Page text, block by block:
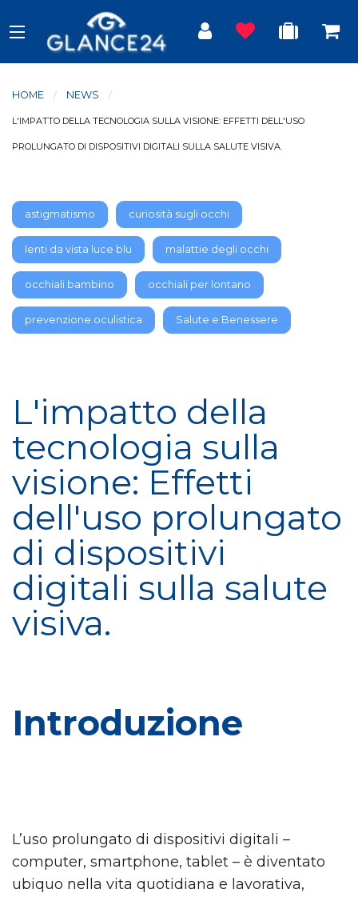
HOME NEWS
CURRENT:
L'IMPATTO DELLA TECNOLOGIA SULLA VISIONE: EFFETTI DELL'USO
PROLUNGATO DI DISPOSITIVI DIGITALI SULLA SALUTE VISIVA.
astigmatismo curiosità sugli occhi
lenti da vista luce blu malattie degli occhi
occhiali bambino occhiali per lontano
prevenzione oculistica Salute e Benessere
L'impatto della
tecnologia sulla
visione: Effetti
dell'uso prolungato
di dispositivi
digitali sulla salute
visiva.
Introduzione
L’uso prolungato di dispositivi digitali –
computer, smartphone, tablet – è diventato
ubiquo nella vita quotidiana e lavorativa,